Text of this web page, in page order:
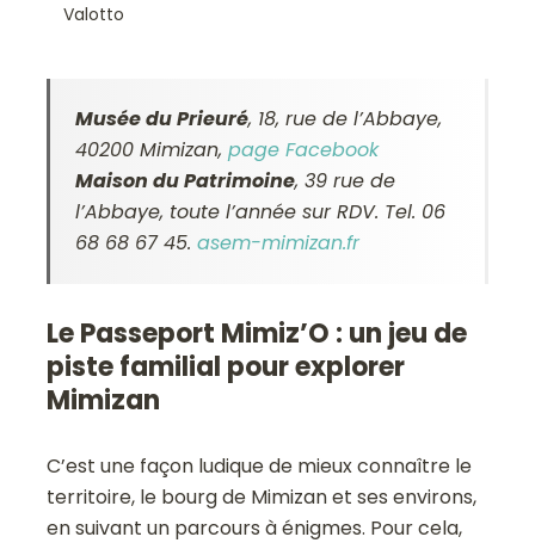
Valotto
Musée du Prieuré, 18, rue de l’Abbaye,
40200 Mimizan,page Facebook
Maison du Patrimoine, 39 rue de
l’Abbaye, toute l’année sur RDV. Tel. 06
68 68 67 45.asem-mimizan.fr
Le Passeport Mimiz’O : un jeu de
piste familial pour explorer
Mimizan
C’est une façon ludique de mieux connaître le
territoire, le bourg de Mimizan et ses environs,
en suivant un parcours à énigmes. Pour cela,